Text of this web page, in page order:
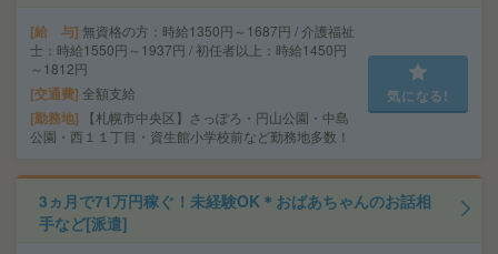
給 与 無資格の方：時給1350円～1687円 / 介護福祉
士：時給1550円～1937円 / 初任者以上：時給1450円
～1812円
交通費 全額支給
勤務地
【札幌市中央区】さっぽろ・円山公園・中島
公園・西１１丁目・資生館小学校前など勤務地多数！
気になる!
3ヵ月で71万円稼ぐ！未経験OK＊おばあちゃんのお話相
手など[派遣]